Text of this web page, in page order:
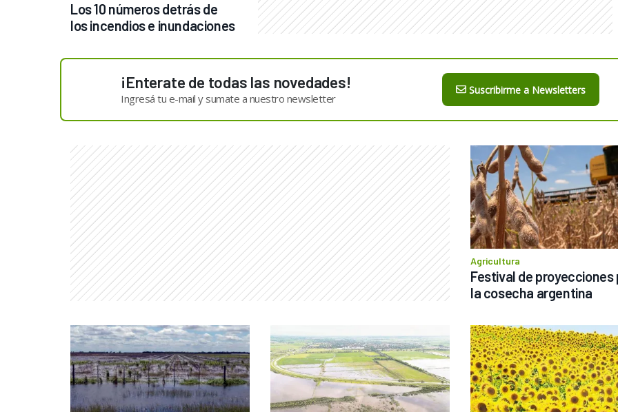
Los 10 números detrás de
los incendios e inundaciones
¡Enterate de todas las novedades!
Ingresá tu e-mail y sumate a nuestro newsletter
Suscribirme a Newsletters
Agricultura
Festival de proyecciones
la cosecha argentina